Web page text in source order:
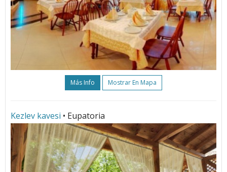
Más Info Mostrar En Mapa
Kezlev kavesi • Eupatoria